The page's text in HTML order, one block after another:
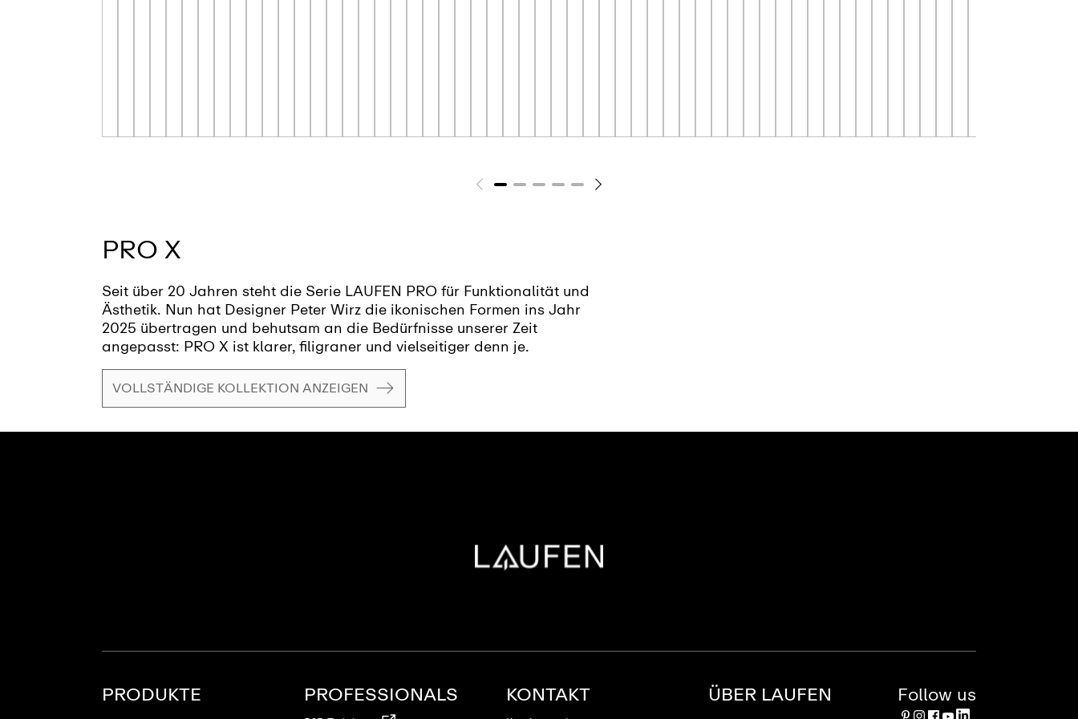
PRO X
Seit über 20 Jahren steht die Serie LAUFEN PRO für Funktionalität und
Ästhetik. Nun hat Designer Peter Wirz die ikonischen Formen ins Jahr
2025 übertragen und behutsam an die Bedürfnisse unserer Zeit
angepasst: PRO X ist klarer, filigraner und vielseitiger denn je.
VOLLSTÄNDIGE KOLLEKTION ANZEIGEN
PRODUKTE PROFESSIONALS KONTAKT ÜBER LAUFEN Follow us